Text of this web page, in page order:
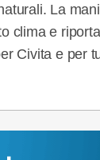
La
clima e
Civita e per